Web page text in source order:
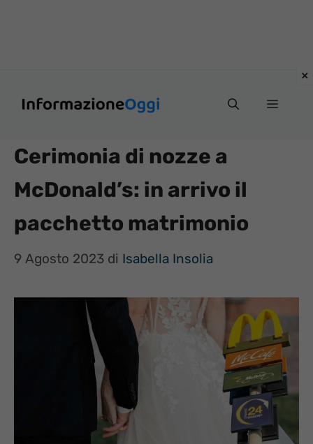
Menu
Cerimonia di nozze a
McDonald’s: in arrivo il
pacchetto matrimonio
9 Agosto 2023 di Isabella Insolia